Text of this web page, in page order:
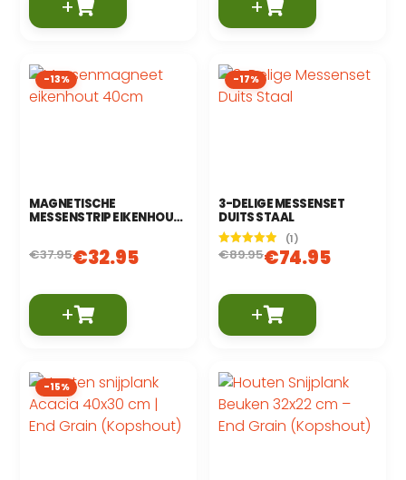
+ +
-13%
MAGNETISCHE
MESSENSTRIP EIKENHOUT
€37.95€32.95
+
-17%
3-DELIGE MESSENSET
DUITS STAAL
Gewaardeerd
(1)
€89.95€74.95
+
-15%